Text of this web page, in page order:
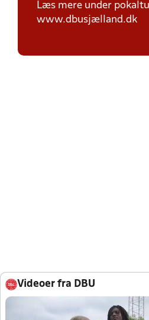
Læs mere under
www.dbusjælland.dk
Videoer fra DBU